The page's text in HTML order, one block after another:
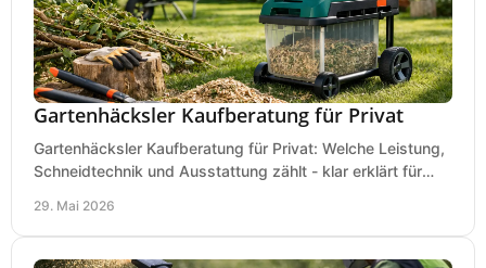
Gartenhäcksler Kaufberatung für Privat
Gartenhäcksler Kaufberatung für Privat: Welche Leistung,
Schneidtechnik und Ausstattung zählt - klar erklärt für
29. Mai 2026